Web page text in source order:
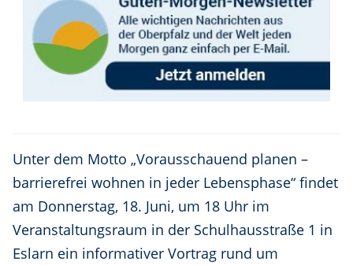
Unter dem Motto „Vorausschauend planen –
barrierefrei wohnen in jeder Lebensphase“ findet
am Donnerstag, 18. Juni, um 18 Uhr im
Veranstaltungsraum in der Schulhausstraße 1 in
Eslarn ein informativer Vortrag rund um